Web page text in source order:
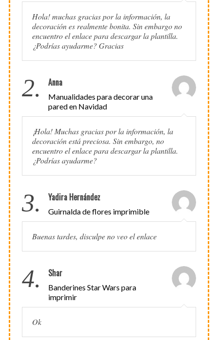
Hola! muchas gracias por la información, la
decoración es realmente bonita. Sin embargo no
encuentro el enlace para descargar la plantilla.
¿Podrías ayudarme? Gracias
2. Anna
Manualidades para decorar una
pared en Navidad
¡Hola! Muchas gracias por la información, la
decoración está preciosa. Sin embargo, no
encuentro el enlace para descargar la plantilla.
¿Podrías ayudarme?
3. Yadira Hernández
Guirnalda de flores imprimible
Buenas tardes, disculpe no veo el enlace
4. Shar
Banderines Star Wars para
imprimir
Ok